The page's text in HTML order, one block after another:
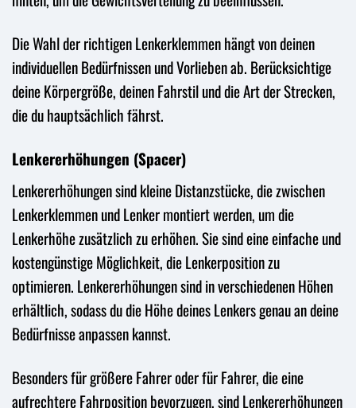
Die Wahl der richtigen Lenkerklemmen hängt von deinen
individuellen Bedürfnissen und Vorlieben ab. Berücksichtige
deine Körpergröße, deinen Fahrstil und die Art der Strecken,
die du hauptsächlich fährst.
Lenkererhöhungen (Spacer)
Lenkererhöhungen sind kleine Distanzstücke, die zwischen
Lenkerklemmen und Lenker montiert werden, um die
Lenkerhöhe zusätzlich zu erhöhen. Sie sind eine einfache und
kostengünstige Möglichkeit, die Lenkerposition zu
optimieren. Lenkererhöhungen sind in verschiedenen Höhen
erhältlich, sodass du die Höhe deines Lenkers genau an deine
Bedürfnisse anpassen kannst.
Besonders für größere Fahrer oder für Fahrer, die eine
aufrechtere Fahrposition bevorzugen, sind Lenkererhöhungen